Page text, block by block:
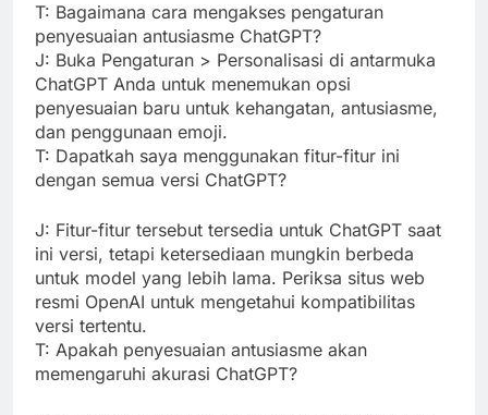
T: Bagaimana cara mengakses pengaturan
penyesuaian antusiasme ChatGPT?
J: Buka Pengaturan > Personalisasi di antarmuka
ChatGPT Anda untuk menemukan opsi
penyesuaian baru untuk kehangatan, antusiasme,
dan penggunaan emoji.
T: Dapatkah saya menggunakan fitur-fitur ini
dengan semua versi ChatGPT?
J: Fitur-fitur tersebut tersedia untuk ChatGPT saat
ini versi, tetapi ketersediaan mungkin berbeda
untuk model yang lebih lama. Periksa situs web
resmi OpenAI untuk mengetahui kompatibilitas
versi tertentu.
T: Apakah penyesuaian antusiasme akan
memengaruhi akurasi ChatGPT?